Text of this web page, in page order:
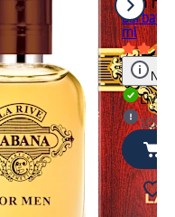
jean
bărbați
ml
Notă